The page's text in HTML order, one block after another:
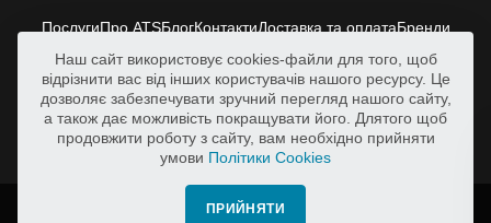
ПослугиПро ATSБлогКонтактиДоставка та оплатаБренди
Київська обл., Васильківський р-н.,
с.Путрівка, вул. Заводська, 2
svicharov@ats.in.ua
+38 050 388 98 38
Всі права захищено. | © 2026 ATS
Наш сайт використовує cookies-файли для того, щоб
відрізнити вас від інших користувачів нашого ресурсу. Це
дозволяє забезпечувати зручний перегляд нашого сайту,
а також дає можливість покращувати його. Длятого щоб
продовжити роботу з сайту, вам необхідно прийняти
умови Політики Cookies
ПРИЙНЯТИ